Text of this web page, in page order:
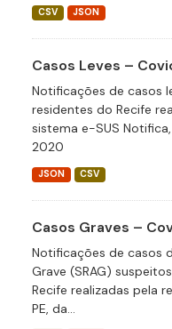
CSV JSON
Casos Leves –
Notificações de casos
residentes do Recife
sistema e-SUS
2020
JSON CSV
Casos Graves –
Notificações de casos
Grave (SRAG)
Recife realizadas pela
PE, da...